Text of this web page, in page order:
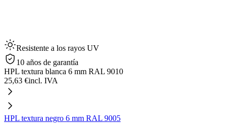
Resistente a los rayos UV
10 años de garantía
HPL textura blanca 6 mm RAL 9010
25,63 €incl. IVA
HPL textura negro 6 mm RAL 9005